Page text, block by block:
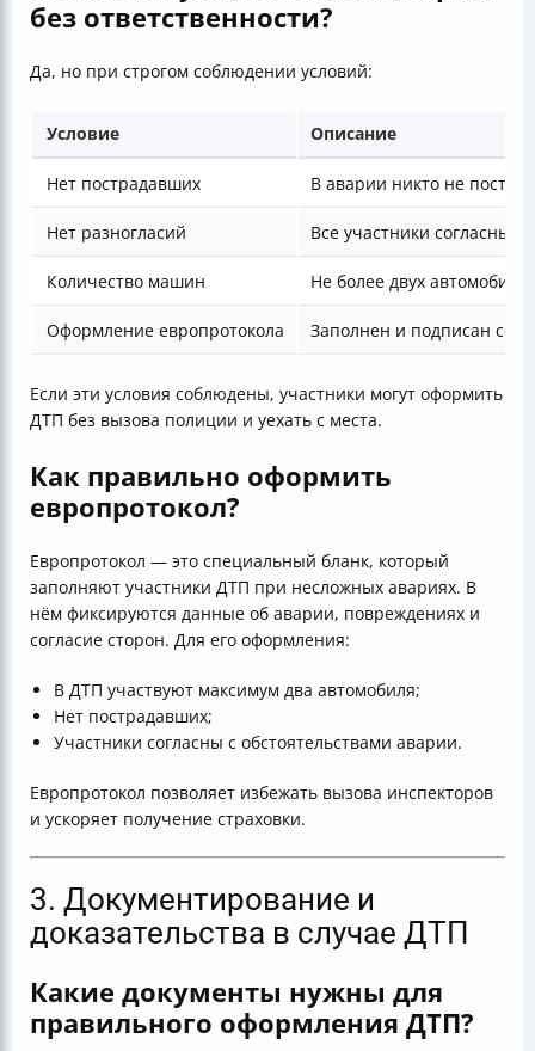
без ответственности?
Да, но при строгом соблюдении условий:
Условие Описание
Нет пострадавших В аварии никто не
Нет разногласий Все участники согласны
Количество машин Не более двух
Оформление европротокола Заполнен и подписан
Если эти условия соблюдены, участники могут оформить
ДТП без вызова полиции и уехать с места.
Как правильно оформить
европротокол?
Европротокол — это специальный бланк, который
заполняют участники ДТП при несложных авариях. В
нём фиксируются данные об аварии, повреждениях и
согласие сторон. Для его оформления:
В ДТП участвуют максимум два автомобиля;
Нет пострадавших;
Участники согласны с обстоятельствами аварии.
Европротокол позволяет избежать вызова инспекторов
и ускоряет получение страховки.
3. Документирование и
доказательства в случае ДТП
Какие документы нужны для
правильного оформления ДТП?